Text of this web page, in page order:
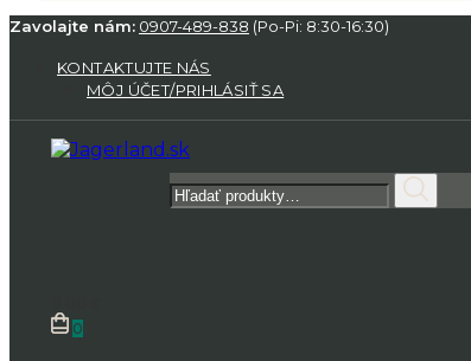
Zavolajte nám: 0907-489-838 (Po-Pi: 8:30-16:30)
KONTAKTUJTE NÁS
MÔJ ÚČET/PRIHLÁSIŤ SA
Hľadať:
0